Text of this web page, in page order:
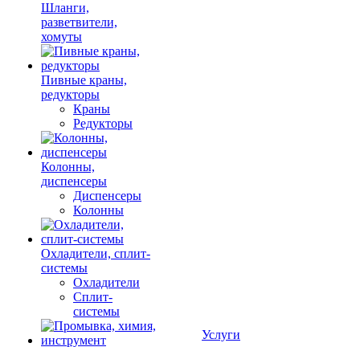
Шланги,
разветвители,
хомуты
Пивные краны,
редукторы
Краны
Редукторы
Колонны,
диспенсеры
Диспенсеры
Колонны
Охладители, сплит-
системы
Охладители
Сплит-
системы
Услуги